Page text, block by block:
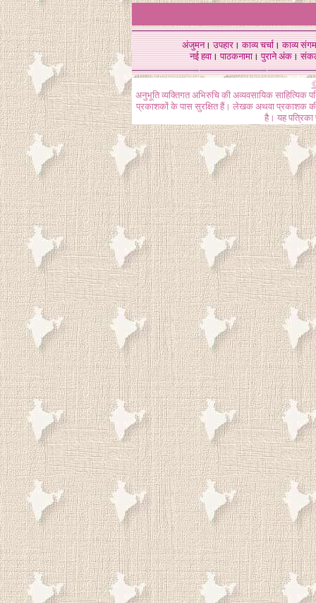
अंजुमन।उपहार।काव्य चर्चा।काव्य संगम
नई हवा। पाठकनामा। पुराने अंक।
अनुभूति व्यक्तिगत अभिरुचि की अव्यवसायिक
प्रकाशकों के पास सुरक्षित हैं। लेखक अथवा प्रकाशक की
है। यह पत्रिका